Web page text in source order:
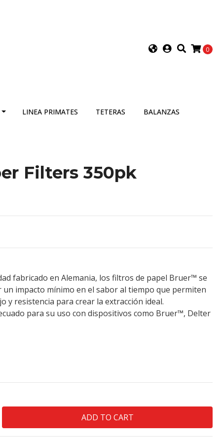
0
LINEA PRIMATES TETERAS BALANZAS
Filters 350pk
fabricado en Alemania, los filtros de papel Bruer™ se
impacto mínimo en el sabor al tiempo que permiten
y resistencia para crear la extracción ideal.
para su uso con dispositivos como Bruer™, Delter